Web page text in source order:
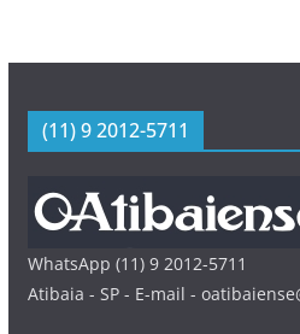
(11) 9 2012-5711
WhatsApp (11) 9 2012-5711
Atibaia - SP - E-mail -